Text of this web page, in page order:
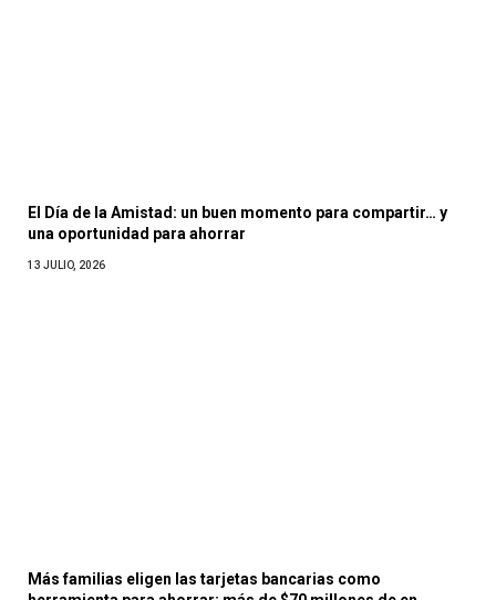
El Día de la Amistad: un buen momento para compartir… y
una oportunidad para ahorrar
13 JULIO, 2026
Más familias eligen las tarjetas bancarias como